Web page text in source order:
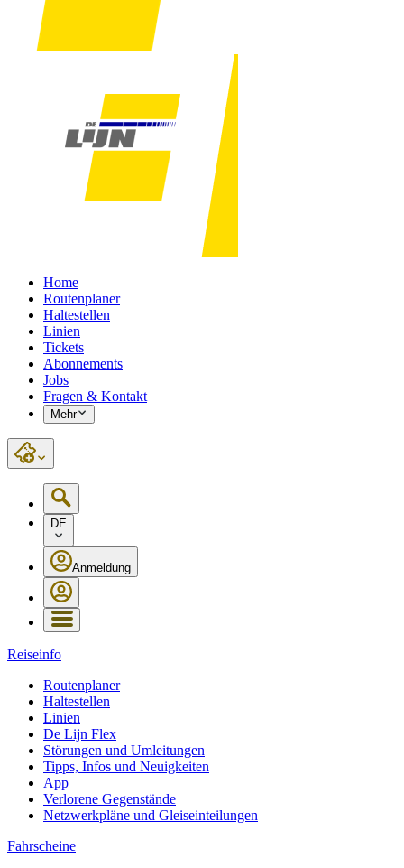
Home
Routenplaner
Haltestellen
Linien
Tickets
Abonnements
Jobs
Fragen & Kontakt
Mehr
DE
Anmeldung
Reiseinfo
Routenplaner
Haltestellen
Linien
De Lijn Flex
Störungen und Umleitungen
Tipps, Infos und Neuigkeiten
App
Verlorene Gegenstände
Netzwerkpläne und Gleiseinteilungen
Fahrscheine